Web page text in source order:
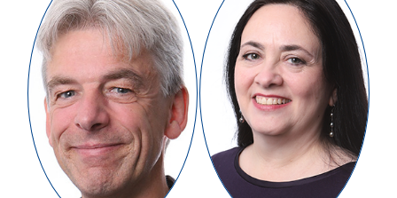
Julian
Boardman
Group Finance and
Administration Officer
Tracey Shotliff
Company Secretary